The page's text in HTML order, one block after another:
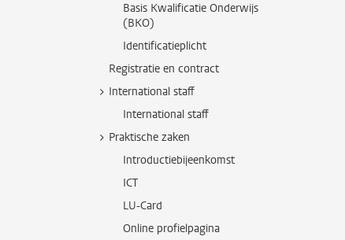
Basis Kwalificatie Onderwijs
(BKO)
Identificatieplicht
Registratie en contract
International staff
International staff
Praktische zaken
Introductiebijeenkomst
ICT
LU-Card
Online profielpagina